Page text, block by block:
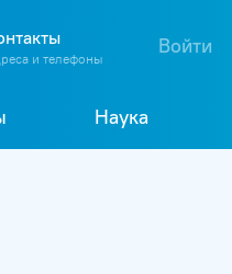
Т
и телефоны
Войти
Наука